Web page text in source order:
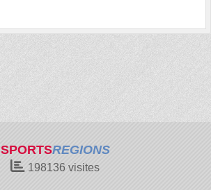
SPORTSREGIONS
198136 visites